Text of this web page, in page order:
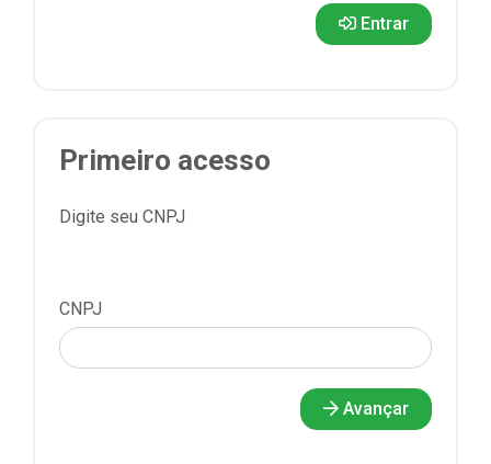
Entrar
Primeiro acesso
Digite seu CNPJ
CNPJ
Avançar